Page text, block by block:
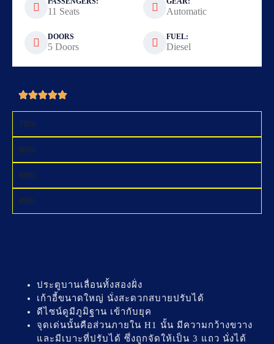
11 Seats Automatic
DOORS
5 Doors
FUEL:
Diesel
DESIGN
75%
FUNCTION
80%
MOBILITY
90%
SAFETY
80%
ประตูบานเลื่อนทั้งสองฝั่ง
เก้าอี้ขนาดใหญ่ นั่งสะดวกสบายปรับได้
ดีไซน์ดูมีภูมิฐาน เข้ากับยุค
จุดเด่นนั้นคือส่วนภายใน H1 นั้น มีความกว้างขวาง
และมีเบาะที่ปรับได้ ซึ่งถูกจัดให้เป็น 3 แถว นั่งได้